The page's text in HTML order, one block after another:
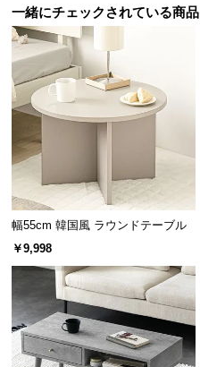
証
に
い
て
会
規
約
に
つ
い
お
一緒にチェックされている商品
幅55cm 韓国風 ラウンドテーブル
￥9,998